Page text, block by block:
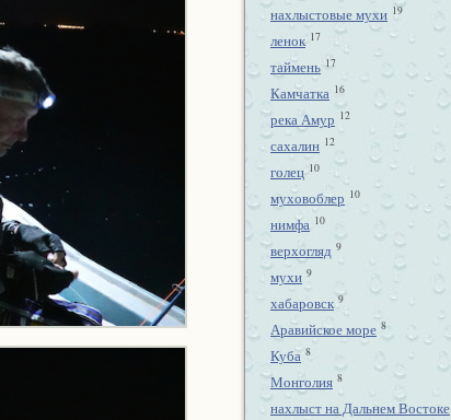
нахлыстовые мухи 19
ленок 17
таймень 17
Камчатка 16
река Амур 12
сахалин 12
голец 10
муховоблер 10
нимфа 10
верхогляд 9
мухи 9
хабаровск 9
Аравийское море 8
Куба 8
Монголия 8
нахлыст на Дальнем Востоке